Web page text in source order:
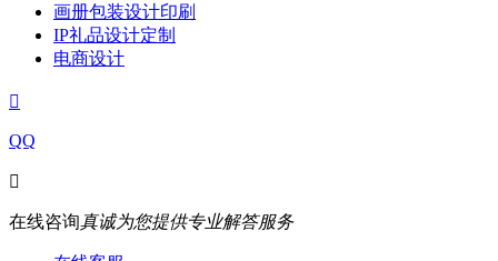
画册包装设计印刷
IP礼品设计定制
电商设计

QQ

在线咨询真诚为您提供专业解答服务